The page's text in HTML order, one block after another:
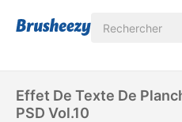
Effet De Texte De
PSD Vol.10